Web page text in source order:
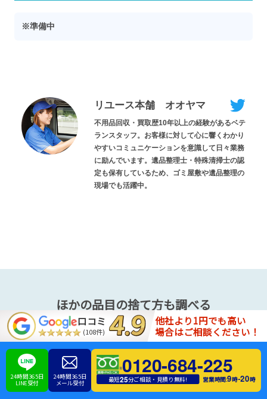
※準備中
リユース本舗 オオヤマ
不用品回収・買取歴10年以上の経験があるベテ
ランスタッフ。お客様に対して心に響くわかり
やすいコミュニケーションを意識して日々業務
に励んでいます。遺品整理士・特殊清掃士の認
定も保有しているため、ゴミ屋敷や遺品整理の
現場でも活躍中。
ほかの品目の捨て方も調べる
アダルトグッ
ズ ハンディファン ポリタンク
シーリングラ
イト ワインセラー 自作PC
口コミ
(108件)
他社より1円でも高い
場合はご相談ください！
24時間365日
LINE受付
24時間365日
メール受付
0120-684-225
最短25分ご相談・見積り無料! 営業時間:9時-20時